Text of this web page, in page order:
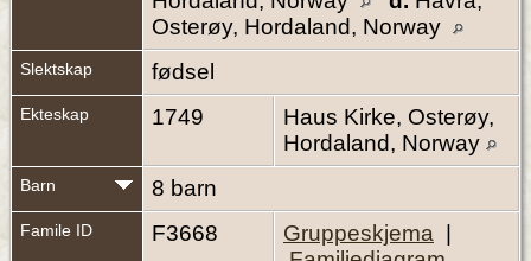
Osterøy, Hordaland, Norway
Slektskap fødsel
Ekteskap 1749
Haus Kirke, Osterøy,
Hordaland, Norway
Barn 8 barn
Famile ID F3668 Gruppeskjema